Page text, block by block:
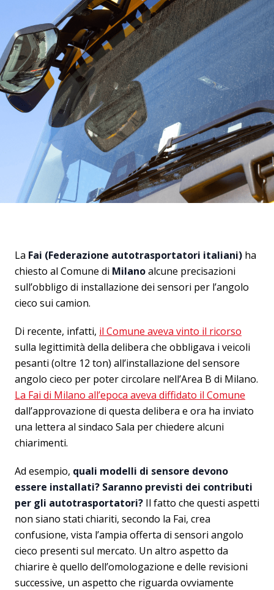
La Fai (Federazione autotrasportatori italiani) ha
chiesto al Comune di Milanoalcune precisazioni
sull’obbligo di installazione dei sensori per l’angolo
cieco sui camion.
Di recente, infatti, il Comune aveva vinto il ricorso
sulla legittimità della delibera che obbligava i veicoli
pesanti (oltre 12 ton) all’installazione del sensore
angolo cieco per poter circolare nell’Area B di Milano.
La Fai di Milano all’epoca aveva diffidato il Comune
dall’approvazione di questa delibera e ora ha inviato
una lettera al sindaco Sala per chiedere alcuni
chiarimenti.
Ad esempio, quali modelli di sensore devono
essere installati? Saranno previsti dei contributi
per gli autotrasportatori? Il fatto che questi aspetti
non siano stati chiariti, secondo la Fai, crea
confusione, vista l’ampia offerta di sensori angolo
cieco presenti sul mercato. Un altro aspetto da
chiarire è quello dell’omologazione e delle revisioni
successive, un aspetto che riguarda ovviamente